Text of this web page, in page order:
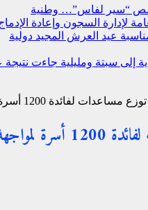
“سير لفاس”… وطنية
لإدارة السجون وإعادة
عيد العرش المجيد دولية
إلى سبتة ومليلية جاءت
أسرة لمواجهة موجة البرد
البرد